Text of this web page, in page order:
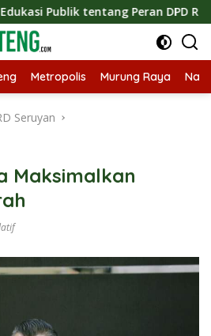
tentang Peran DPD RI
Metropolis Murung Raya
Seruyan
Maksimalkan